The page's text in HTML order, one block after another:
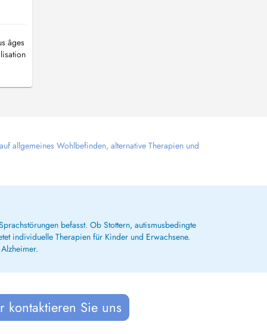
âges
allgemeines Wohlbefinden, alternative Therapien und
befasst. Ob Stottern, autismusbedingte
individuelle Therapien für Kinder und Erwachsene.
kontaktieren Sie uns